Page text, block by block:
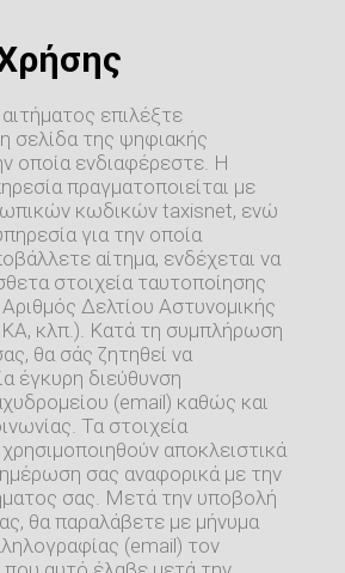
επιλέξτε
σελίδα της ψηφιακής
οποία ενδιαφέρεστε. Η
πραγματοποιείται με
κωδικών taxisnet, ενώ
για την οποία
αίτημα, ενδέχεται να
στοιχεία ταυτοποίησης
Δελτίου Αστυνομικής
κλπ.). Κατά τη συμπλήρωση
θα σάς ζητηθεί να
έγκυρη διεύθυνση
(email) καθώς και
Τα στοιχεία
αποκλειστικά
σας αναφορικά με την
σας. Μετά την υποβολή
θα παραλάβετε με μήνυμα
(email) τον